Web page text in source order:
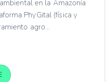
en la Amazonía
PhyGital (física y
agro...